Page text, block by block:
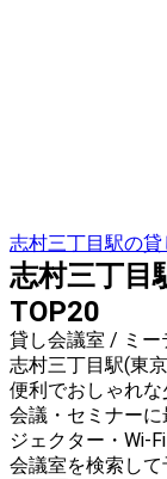
志村三丁目駅の貸
志村三丁目
TOP20
貸し会議室 / ミー
志村三丁目駅(東
便利でおしゃれな
会議・セミナー
ジェクター・Wi-
会議室を検索して